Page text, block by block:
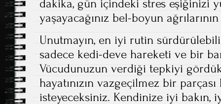
dakika, gün içindeki stres eşiğinizi
yaşayacağınız bel-boyun
Unutmayın, en iyi rutin
sadece kedi-deve hareketi ve bir
Vücudunuzun verdiği tepkiyi
hayatınızın vazgeçilmez bir
isteyeceksiniz. Kendinize iyi bakın,